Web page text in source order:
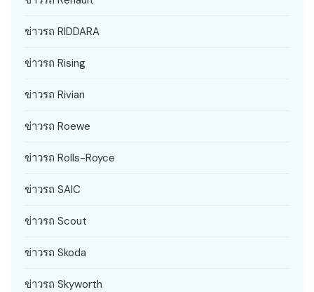
ข่าวรถ RIDDARA
ข่าวรถ Rising
ข่าวรถ Rivian
ข่าวรถ Roewe
ข่าวรถ Rolls-Royce
ข่าวรถ SAIC
ข่าวรถ Scout
ข่าวรถ Skoda
ข่าวรถ Skyworth